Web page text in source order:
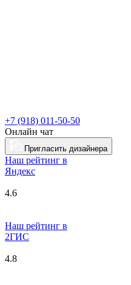
+7 (918) 011-50-50
Онлайн чат
Пригласить дизайнера
Наш рейтинг в
Яндекс
4.6
Наш рейтинг в
2ГИС
4.8